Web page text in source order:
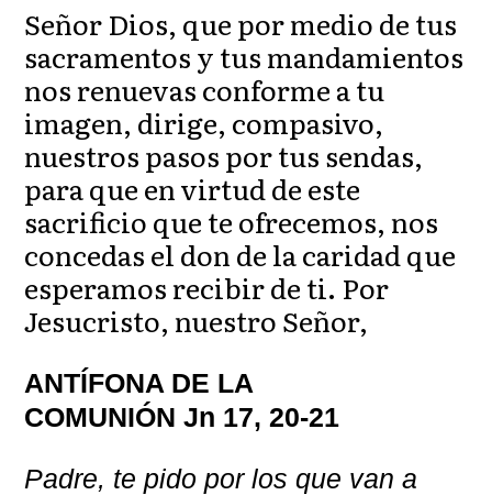
Señor Dios, que por medio de tus
sacramentos y tus mandamientos
nos renuevas conforme a tu
imagen, dirige, compasivo,
nuestros pasos por tus sendas,
para que en virtud de este
sacrificio que te ofrecemos, nos
concedas el don de la caridad que
esperamos recibir de ti. Por
Jesucristo, nuestro Señor,
ANTÍFONA DE LA
COMUNIÓN Jn 17, 20-21
Padre, te pido por los que van a